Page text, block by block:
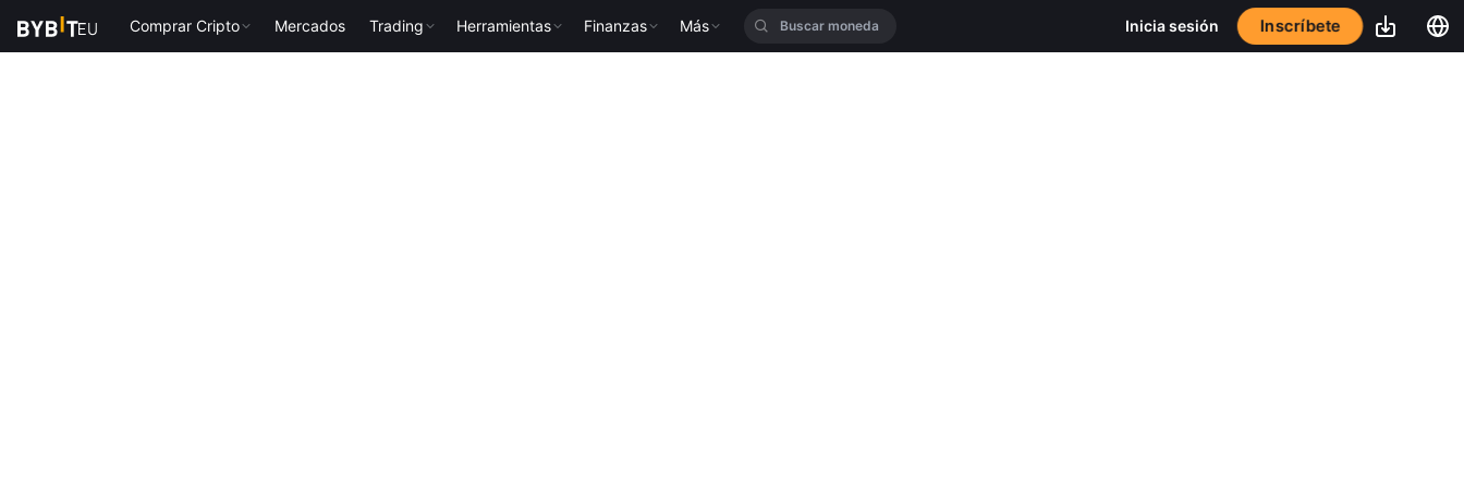
Comprar Cripto Mercados Trading Herramientas Finanzas Más Inicia sesión Inscríbete